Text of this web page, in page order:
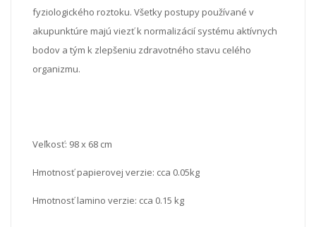
fyziologického roztoku. Všetky postupy používané v
akupunktúre majú viezť k normalizácií systému aktívnych
bodov a tým k zlepšeniu zdravotného stavu celého
organizmu.
Veľkosť: 98 x 68 cm
Hmotnosť papierovej verzie: cca 0.05kg
Hmotnosť lamino verzie: cca 0.15 kg